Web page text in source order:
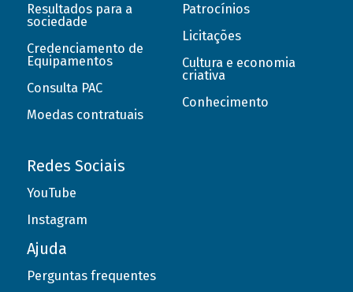
Resultados para a
sociedade
Credenciamento de
Equipamentos
Consulta PAC
Moedas contratuais
Patrocínios
Licitações
Cultura e economia
criativa
Conhecimento
Redes Sociais
YouTube
Instagram
Ajuda
Perguntas frequentes